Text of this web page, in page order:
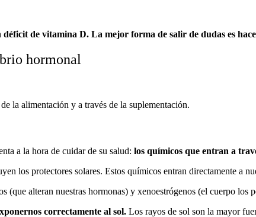
de vitamina D. La mejor forma de salir de dudas es
hormonal
la alimentación y a través de la suplementación.
a la hora de cuidar de su salud: los químicos que entran a
los protectores solares. Estos químicos entran directamente a
alteran nuestras hormonas) y xenoestrógenos (el cuerpo los
correctamente al sol. Los rayos de sol son la mayor